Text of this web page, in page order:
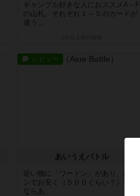
ギャンブル好きな人におススメA～F
の山札、それぞれ１～５のカードが
違う...
レビュー
あいうえバトル
近い物に「ワードン」があり、紙ペ
ンでお安く（５００ぐらい？）やる
ならあ...